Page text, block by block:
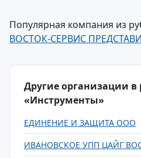
Популярная компания из
ВОСТОК-СЕРВИС
Другие организации в
«Инструменты»
ЕДИНЕНИЕ И ЗАЩИТА ООО
ИВАНОВСКОЕ УПП ЦАЙГ